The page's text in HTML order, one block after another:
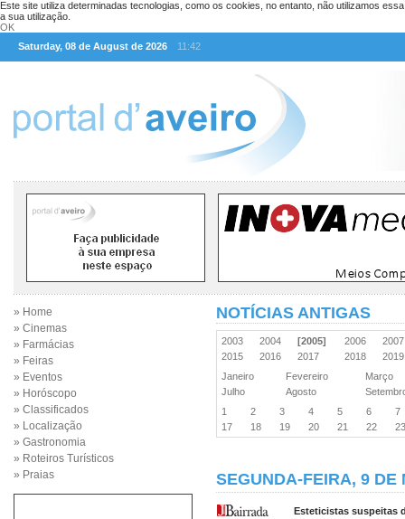
Este site utiliza determinadas tecnologias, como os cookies, no entanto, não utilizamos
a sua utilização.
OK
Saturday, 08 de August de 2026
11:42
» Home
» Cinemas
» Farmácias
» Feiras
» Eventos
» Horóscopo
» Classificados
» Localização
» Gastronomia
» Roteiros Turísticos
» Praias
NOTÍCIAS ANTIGAS
2003 2004 [2005] 2006
2015
2016 2017 2018
Janeiro
Fevereiro
Março
Julho
Agosto
1
2 3 4 5 6
7
17
18 19 20 21 22
SEGUNDA-FEIRA, 9 DE
Esteticistas suspeitas